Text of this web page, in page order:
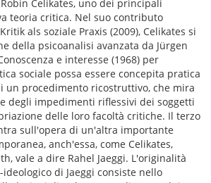
Celikates, uno dei principali
teoria critica. Nel suo contributo
als soziale Praxis (2009), Celikates si
della psicoanalisi avanzata da Jürgen
e interesse (1968) per
sociale possa essere concepita pratica
un procedimento ricostruttivo, che mira
degli impedimenti riflessivi dei soggetti
delle loro facoltà critiche. Il terzo
sull'opera di un'altra importante
anch'essa, come Celikates,
vale a dire Rahel Jaeggi. L'originalità
di Jaeggi consiste nello